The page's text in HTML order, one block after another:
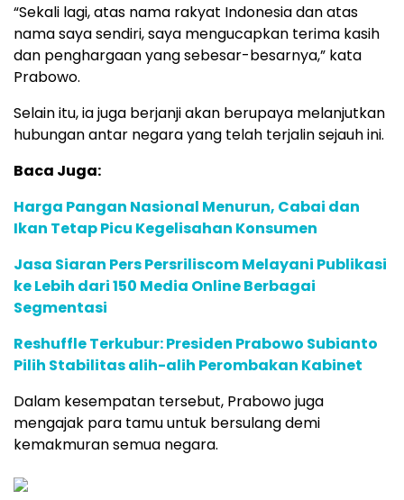
“Sekali lagi, atas nama rakyat Indonesia dan atas
nama saya sendiri, saya mengucapkan terima kasih
dan penghargaan yang sebesar-besarnya,” kata
Prabowo.
Selain itu, ia juga berjanji akan berupaya melanjutkan
hubungan antar negara yang telah terjalin sejauh ini.
Baca Juga:
Harga Pangan Nasional Menurun, Cabai dan
Ikan Tetap Picu Kegelisahan Konsumen
Jasa Siaran Pers Persriliscom Melayani Publikasi
ke Lebih dari 150 Media Online Berbagai
Segmentasi
Reshuffle Terkubur: Presiden Prabowo Subianto
Pilih Stabilitas alih-alih Perombakan Kabinet
Dalam kesempatan tersebut, Prabowo juga
mengajak para tamu untuk bersulang demi
kemakmuran semua negara.